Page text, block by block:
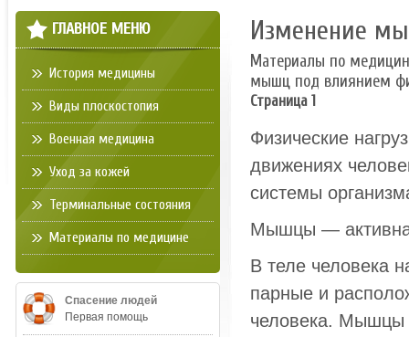
Изменение
Материалы по
мышц под влиянием
Страница 1
Физические
движениях
системы
Мышцы —
В теле человека
парные и
человека. Мышцы
ГЛАВНОЕ МЕНЮ
История медицины
Виды плоскостопия
Военная медицина
Уход за кожей
Терминальные состояния
Материалы по медицине
Спасение людей
Первая помощь